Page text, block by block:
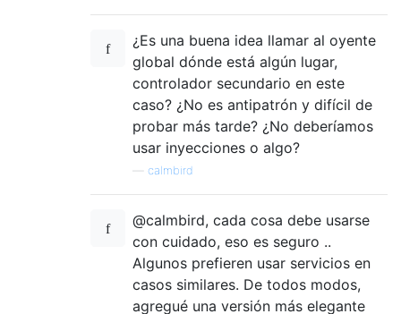
¿Es una buena idea llamar al oyente
global dónde está algún lugar,
controlador secundario en este
caso? ¿No es antipatrón y difícil de
probar más tarde? ¿No deberíamos
usar inyecciones o algo?
calmbird
@calmbird, cada cosa debe usarse
con cuidado, eso es seguro ..
Algunos prefieren usar servicios en
casos similares. De todos modos,
agregué una versión más elegante